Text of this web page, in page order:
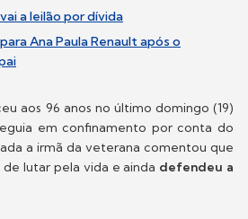
a leilão por dívida
Ana Paula Renault após o
aos 96 anos no último domingo (19)
em confinamento por conta do
a irmã da veterana comentou que
lutar pela vida e ainda defendeu a